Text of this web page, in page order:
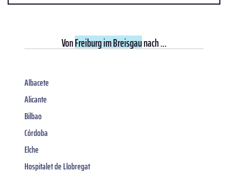
VonFreiburg im Breisgaunach ...
Albacete
Alicante
Bilbao
Córdoba
Elche
Hospitalet de Llobregat